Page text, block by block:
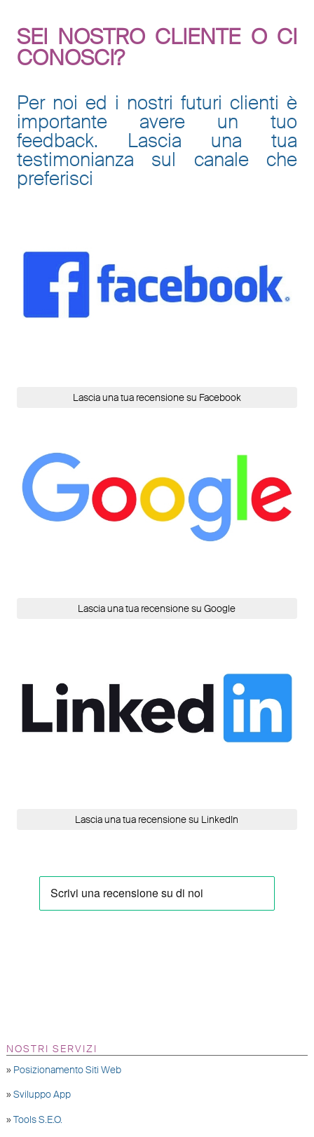
SEI NOSTRO CLIENTE O CI
CONOSCI?
Per noi ed i nostri futuri clienti è
importante avere un tuo
feedback. Lascia una tua
testimonianza sul canale che
preferisci
Lascia una tua recensione su Facebook
Lascia una tua recensione su Google
Lascia una tua recensione su LinkedIn
NOSTRI SERVIZI
» Posizionamento Siti Web
» Sviluppo App
» Tools S.E.O.